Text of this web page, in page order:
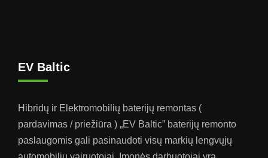
EV Baltic
Hibridų ir Elektromobilių baterijų remontas (
pardavimas / priežiūra ) „EV Baltic” baterijų remonto
paslaugomis gali pasinaudoti visų markių lengvųjų